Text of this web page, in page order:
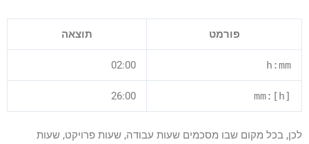
פורמט תוצאה
h:mm
02:00
[h]:mm
26:00
לכן, בכל מקום שבו מסכמים שעות עבודה, שעות פרויקט, שעות